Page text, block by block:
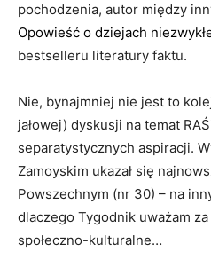
pochodzenia, autor między
Opowieść o dziejach
bestselleru literatury faktu.
Nie, bynajmniej nie jest to
jałowej) dyskusji na temat
separatystycznych aspiracji.
Zamoyskim ukazał się
Powszechnym (nr 30) – na
dlaczego Tygodnik uważam
społeczno-kulturalne…